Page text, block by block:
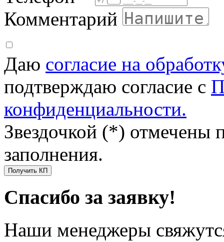
Комментарий
Даю согласие на
подтверждаю согласие с
конфиденциальности.
Звездочкой (*) отмечены
заполнения.
Получить КП
Спасибо за заявку!
Наши менеджеры